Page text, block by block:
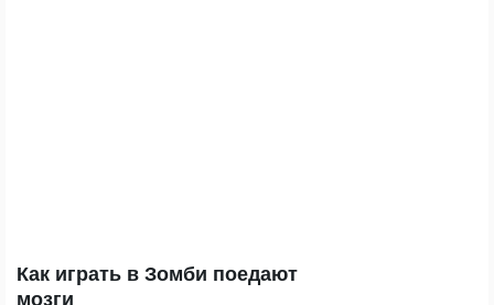
Как играть в Зомби поедают
мозги